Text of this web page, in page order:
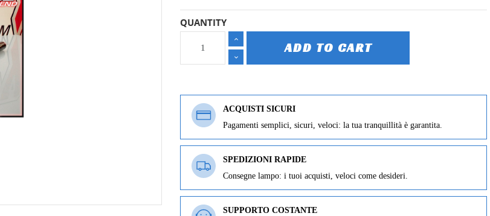
QUANTITY
ADD TO CART
ACQUISTI SICURI
Pagamenti semplici, sicuri, veloci: la tua tranquillità è garantita.
SPEDIZIONI RAPIDE
Consegne lampo: i tuoi acquisti, veloci come desideri.
SUPPORTO COSTANTE